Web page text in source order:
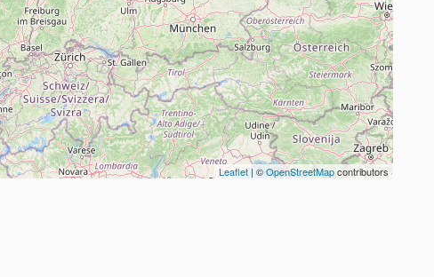
Leaflet | ©OpenStreetMapcontributors